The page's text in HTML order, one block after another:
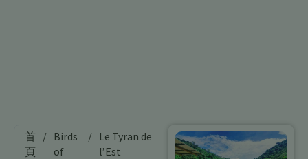
首
頁
/ Birds
of
/ Le Tyran de
l’Est